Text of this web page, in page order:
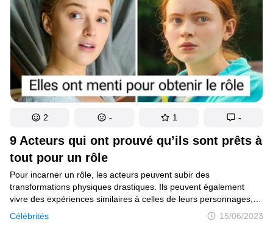
9 Acteurs qui ont prouvé qu’ils sont prêts à
tout pour un rôle
Célébrités 15/06/2023
Pour incarner un rôle, les acteurs peuvent subir des
transformations physiques drastiques. Ils peuvent également
vivre des expériences similaires à celles de leurs personnages,
ou s’engager dans des conditions de tournage exigeantes. C’est
justement de cela que nous allons parler dans cet article. Parfois,
2 - 1 -